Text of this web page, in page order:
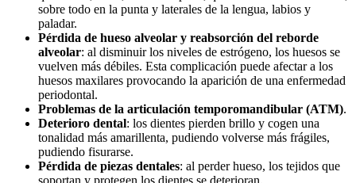
sobre todo en la punta y laterales de la lengua, labios y
paladar.
Pérdida de hueso alveolar y reabsorción del reborde
alveolar: al disminuir los niveles de estrógeno, los huesos se
vuelven más débiles. Esta complicación puede afectar a los
huesos maxilares provocando la aparición de una enfermedad
periodontal.
Problemas de la articulación temporomandibular (ATM).
Deterioro dental: los dientes pierden brillo y cogen una
tonalidad más amarillenta, pudiendo volverse más frágiles,
pudiendo fisurarse.
Pérdida de piezas dentales: al perder hueso, los tejidos que
soportan y protegen los dientes se deterioran.